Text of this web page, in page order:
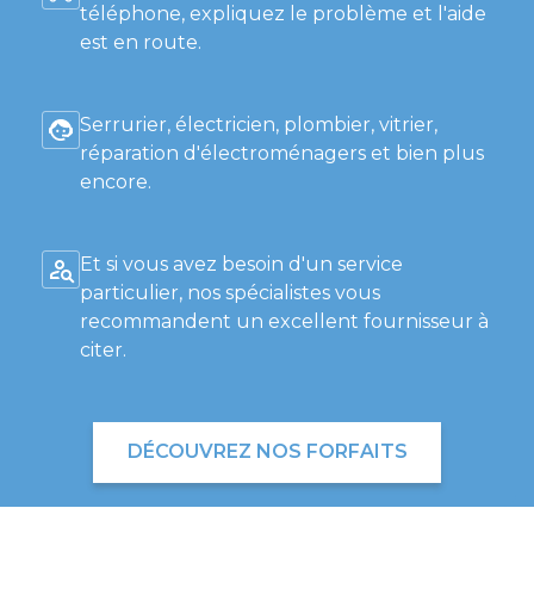
téléphone, expliquez le problème et l'aide
est en route.
Serrurier, électricien, plombier, vitrier,
réparation d'électroménagers et bien plus
encore.
Et si vous avez besoin d'un service
particulier, nos spécialistes vous
recommandent un excellent fournisseur à
citer.
DÉCOUVREZ NOS FORFAITS